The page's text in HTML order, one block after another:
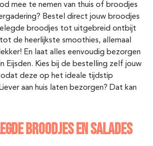
mee te nemen van thuis of broodjes
Bestel direct jouw broodjes
broodjes tot uitgebreid ontbijt
de heerlijkste smoothies, allemaal
En laat alles eenvoudig bezorgen
Eijsden. Kies bij de bestelling zelf jouw
deze op het ideale tijdstip
aan huis laten bezorgen? Dat kan
BROODJES EN SALADES